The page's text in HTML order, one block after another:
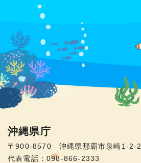
沖縄県庁
〒900-8570 沖縄県那覇市泉崎1-2-2
代表電話：098-866-2333